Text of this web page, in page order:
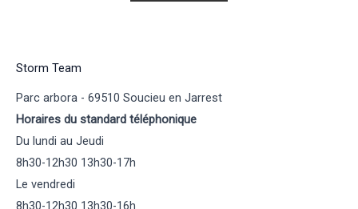
Storm Team
Parc arbora - 69510 Soucieu en Jarrest
Horaires du standard téléphonique
Du lundi au Jeudi
8h30-12h30 13h30-17h
Le vendredi
8h30-12h30 13h30-16h